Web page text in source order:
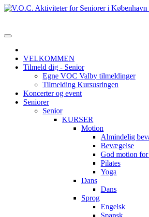
VELKOMMEN
Tilmeld dig - Senior
Egne VOC Valby tilmeldinger
Tilmelding Kursusringen
Koncerter og event
Seniorer
Senior
KURSER
Motion
Almindelig
Bevægelse
God motion
Pilates
Yoga
Dans
Dans
Sprog
Engelsk
Spansk